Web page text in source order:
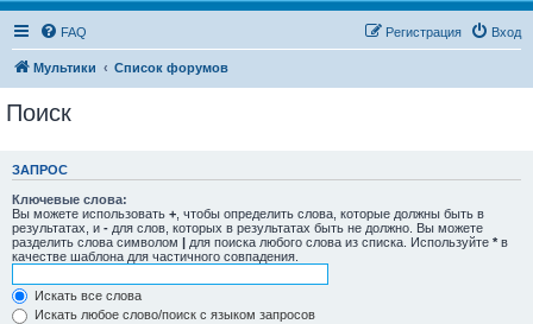
FAQ Вход
Регистрация
Мультики Список форумов
Поиск
ЗАПРОС
Ключевые слова:
Вы можете использовать + , чтобы определить слова, которые должны быть в
результатах, и - для слов, которых в результатах быть не должно. Вы можете
разделить слова символом | для поиска любого слова из списка. Используйте * в
качестве шаблона для частичного совпадения.
Искать все слова
Искать любое слово/поиск с языком запросов